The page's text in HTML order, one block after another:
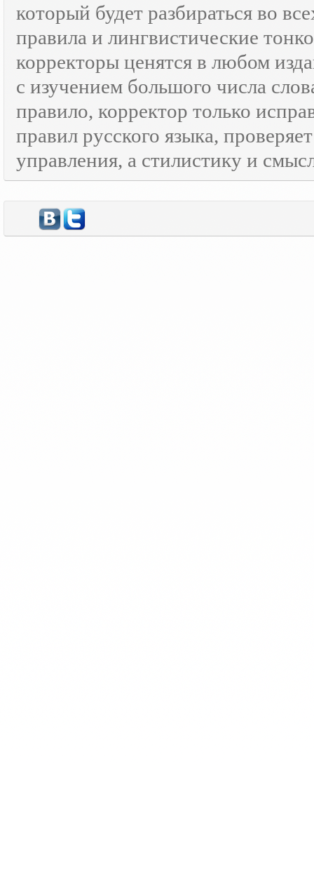
который будет разбираться во
правила и лингвистические
корректоры ценятся в любом
с изучением большого числа
правило, корректор только
правил русского языка,
управления, а стилистику и